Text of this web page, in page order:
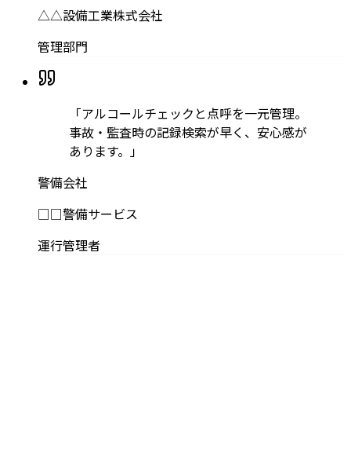
△△設備工業株式会社
管理部門
「アルコールチェックと点呼を一元管理。
事故・監査時の記録検索が早く、安心感が
あります。 」
警備会社
□□警備サービス
運行管理者